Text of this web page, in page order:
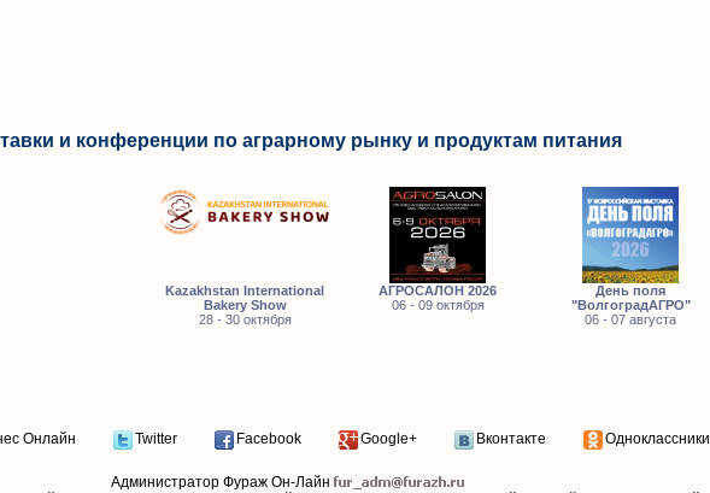
и конференции по аграрному рынку и продуктам питания
Kazakhstan International
Bakery Show
28 - 30 октября
АГРОСАЛОН 2026
06 - 09 октября
День поля
"ВолгоградАГРО"
06 - 07 августа
Онлайн Twitter Facebook Google+ Вконтакте Одноклассники
Администратор Фураж Он-Лайн